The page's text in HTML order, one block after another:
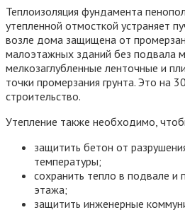
Теплоизоляция фундамента
утепленной отмосткой устраняет
возле дома защищена от
малоэтажных зданий без подвала
мелкозаглубленные ленточные и
точки промерзания грунта. Это на
строительство.
Утепление также необходимо,
защитить бетон от
температуры;
сохранить тепло в подвале и
этажа;
защитить инженерные